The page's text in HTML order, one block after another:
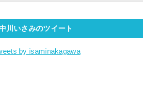
川いさみのツイート
by isaminakagawa